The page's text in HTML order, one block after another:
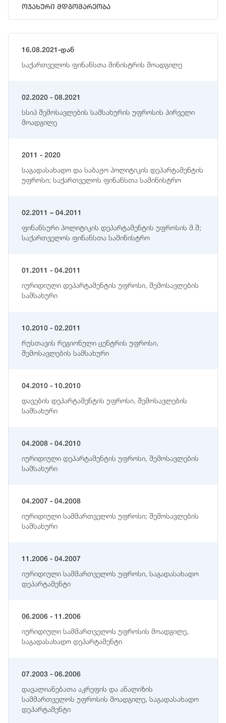
ოჯახური მდგომარეობა
16.08.2021-დან
საქართველოს ფინანსთა მინისტრის მოადგილე
02.2020 - 08.2021
სსიპ შემოსავლების სამსახურის უფროსის პირველი
მოადგილე
2011 - 2020
საგადასახადო და საბაჟო პოლიტიკის დეპარტამენტის
უფროსი; საქართველოს ფინანსთა სამინისტრო
02.2011 – 04.2011
ფინანსური პოლიტიკის დეპარტამენტის უფროსის მ.შ;
საქართველოს ფინანსთა სამინისტრო
01.2011 - 04.2011
იურიდიული დეპარტამენტის უფროსი, შემოსავლების
სამსახური
10.2010 - 02.2011
რუსთავის რეგიონული ცენტრის უფროსი,
შემოსავლების სამსახური
04.2010 - 10.2010
დავების დეპარტამენტის უფროსი, შემოსავლების
სამსახური
04.2008 - 04.2010
იურიდიული დეპარტამენტის უფროსი, შემოსავლების
სამსახური
04.2007 - 04.2008
იურიდიული სამმართველოს უფროსი; შემოსავლების
სამსახური
11.2006 - 04.2007
იურიდიული სამმართველოს უფროსი, საგადასახადო
დეპარტამენტი
06.2006 - 11.2006
იურიდიული სამმართველოს უფროსის მოადგილე,
საგადასახადო დეპარტამენტი
07.2003 - 06.2006
დავალიანებათა აკრეფის და ანალიზის
სამმართველოს უფროსის მოადგილე, საგადასახადო
დეპარტამენტი